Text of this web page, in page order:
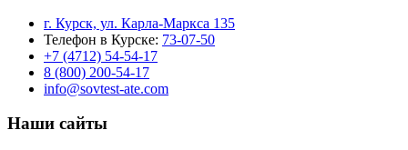
г. Курск, ул. Карла-Маркса 135
Телефон в Курске: 73-07-50
+7 (4712) 54-54-17
8 (800) 200-54-17
info@sovtest-ate.com
Наши сайты